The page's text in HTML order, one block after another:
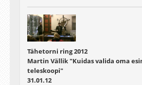
Tähetorni ring 2012
Martin Vällik "Kuidas valida oma
teleskoopi"
31.01.12